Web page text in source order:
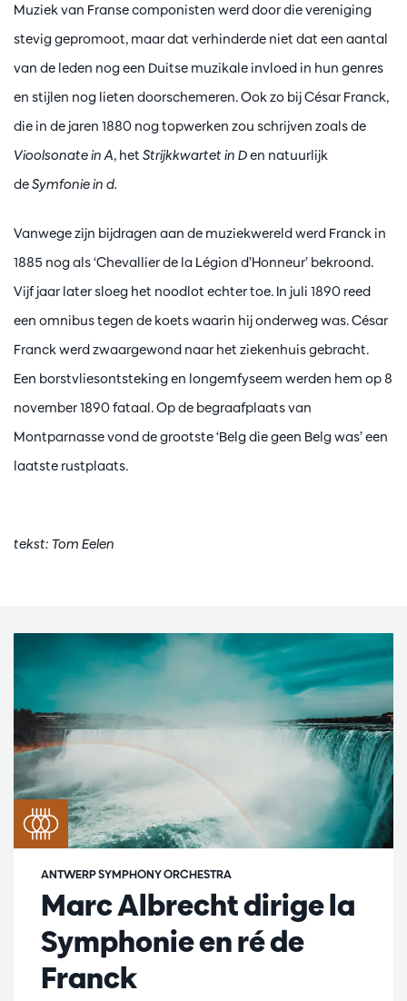
Muziek van Franse componisten werd door die vereniging
stevig gepromoot, maar dat verhinderde niet dat een aantal
van de leden nog een Duitse muzikale invloed in hun genres
en stijlen nog lieten doorschemeren. Ook zo bij César Franck,
die in de jaren 1880 nog topwerken zou schrijven zoals de
Vioolsonate in A, het Strijkkwartet in Den natuurlijk
deSymfonie in d.
Vanwege zijn bijdragen aan de muziekwereld werd Franck in
1885 nog als ‘Chevallier de la Légion d’Honneur’ bekroond.
Vijf jaar later sloeg het noodlot echter toe. In juli 1890 reed
een omnibus tegen de koets waarin hij onderweg was. César
Franck werd zwaargewond naar het ziekenhuis gebracht.
Een borstvliesontsteking en longemfyseem werden hem op 8
november 1890 fataal. Op de begraafplaats van
Montparnasse vond de grootste ‘Belg die geen Belg was’ een
laatste rustplaats.
tekst: Tom Eelen
Marc Albrecht dirige la
Symphonie en ré de
Franck
ANTWERP SYMPHONY ORCHESTRA